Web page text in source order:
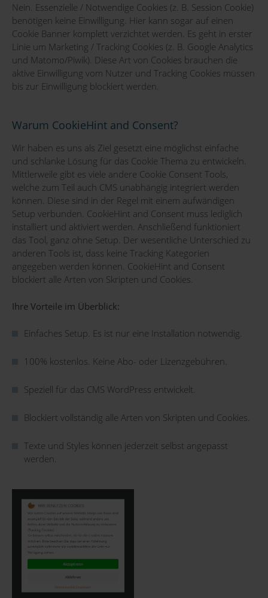
Nein. Essenzielle / Notwendige Cookies (z. B. Session Cookie)
benötigen keine Einwilligung. Hier kann sogar auf einen
Cookie Banner komplett verzichtet werden. Es geht in erster
Linie um Marketing / Tracking Cookies (z. B. Google Analytics
und Matomo/Piwik). Diese Art von Cookies brauchen die
aktive Einwilligung vom Nutzer und Tracking Cookies müssen
bis zur Einwilligung blockiert werden.
Warum CookieHint and Consent?
Wir haben es uns als Ziel gesetzt eine möglichst einfache
und schlanke Lösung für das Cookie Thema zu entwickeln.
Mittlerweile gibt es viele andere Cookie Consent Tools,
welche zum Teil auch CMS unabhängig integriert werden
können. Diese sind in der Regel mit einem aufwändigen
Setup verbunden. CookieHint and Consent muss lediglich
installiert und aktiviert werden. Anschließend funktioniert
das Tool, ganz ohne Setup. Der wesentliche Unterschied zu
anderen Tools ist, dass keine Tracking Kategorien
angegeben werden können. CookieHint and Consent
blockiert alle Arten von Skripten und Cookies.
Ihre Vorteile im Überblick:
Einfaches Setup. Es ist nur eine Installation notwendig.
100% kostenlos. Keine Abo- oder Lizenzgebühren.
Speziell für das CMS WordPress entwickelt.
Blockiert vollständig alle Arten von Skripten und Cookies.
Texte und Styles können jederzeit selbst angepasst
werden.